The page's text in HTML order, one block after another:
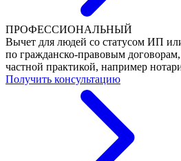
ПРОФЕССИОНАЛЬНЫЙ
Вычет для людей со статусом ИП
по гражданско-правовым договорам,
частной практикой, например
Получить консультацию